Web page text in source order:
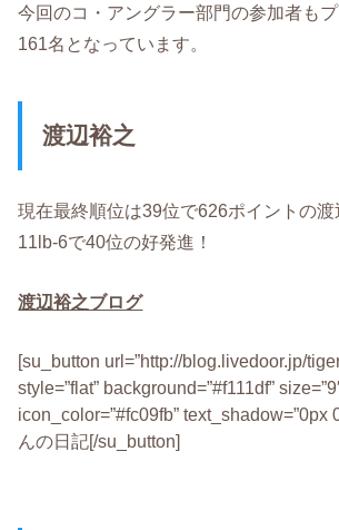
今回のコ・アングラー部門の参加者もプ
161名となっています。
渡辺裕之
現在最終順位は39位で626ポイントの渡
11lb-6で40位の好発進！
渡辺裕之ブログ
[su_button url=”http://blog.livedoor.jp/
style=”flat” background=”#f111df”
icon_color=”#fc09fb” text_shadow=”0px
んの日記[/su_button]